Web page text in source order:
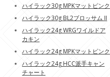
ハイラック30g MPKマットピンク
ハイラック30g BL2ブロッサム II
ハイラック24g WRGワイルドア
カキン
ハイラック24g MPKマットピンク
ハイラック24g HCC派手キャン
チャート